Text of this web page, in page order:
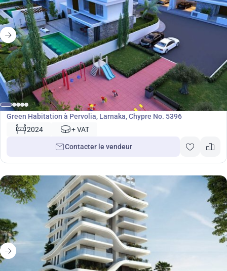
Développement
Green Habitation à Pervolia, Larnaka, Chypre No. 5396
2024
+ VAT
Contacter le vendeur